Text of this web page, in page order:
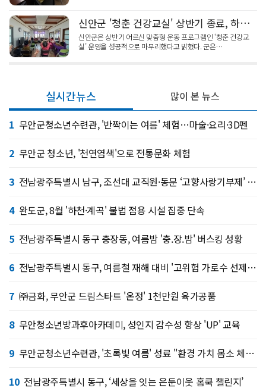
신안군 '청춘 건강교실' 상반기 종료, 하반기 국비 스포츠교실 '스타트'
신안군은 상반기 어르신 맞춤형 운동 프로그램인 ‘청춘 건강교
실’ 운영을 성공적으로 마무리했다고 밝혔다. 군은…
실시간뉴스
1 무안군청소년수련관, '반짝이는 여름' 체험…마술·요리·3D펜
2 무안군 청소년, '천연염색'으로 전통문화 체험
3 전남광주특별시 남구, 조선대 교직원·동문 ‘고향사랑기부제’ 협약
4 완도군, 8월 '하천·계곡' 불법 점용 시설 집중 단속
5 전남광주특별시 동구 충장동, 여름밤 '충.장.밤' 버스킹 성황
6 전남광주특별시 동구, 여름철 재해 대비 '고위험 가로수 선제 정비'
7 ㈜금화, 무안군 드림스타트 '온정' 1천만원 육가공품
8 무안청소년방과후아카데미, 성인지 감수성 향상 'UP' 교육
9 무안군청소년수련관, '초록빛 여름' 성료 "환경 가치 몸소 체험"
10 전남광주특별시 동구, ‘세상을 잇는 은둔이웃 홈쿡 챌린지’
많이 본 뉴스